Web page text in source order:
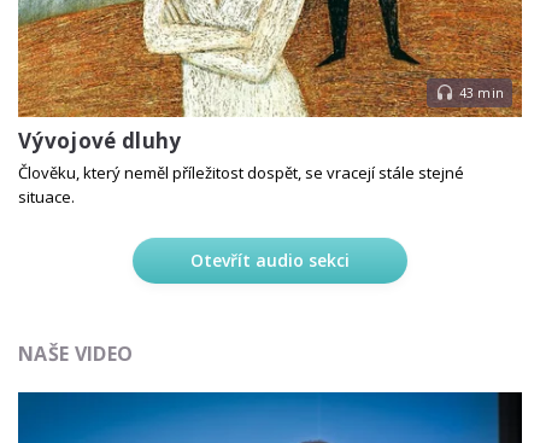
43 min
Vývojové dluhy
Člověku, který neměl příležitost dospět, se vracejí stále stejné
situace.
Otevřít audio sekci
NAŠE VIDEO